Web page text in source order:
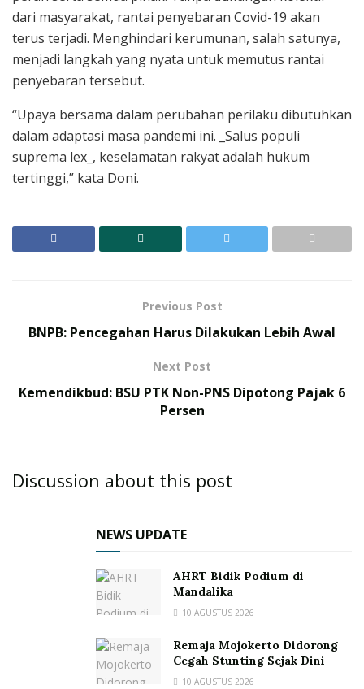
dari masyarakat, rantai penyebaran Covid-19 akan
terus terjadi. Menghindari kerumunan, salah satunya,
menjadi langkah yang nyata untuk memutus rantai
penyebaran tersebut.
“Upaya bersama dalam perubahan perilaku dibutuhkan
dalam adaptasi masa pandemi ini. _Salus populi
suprema lex_, keselamatan rakyat adalah hukum
tertinggi,” kata Doni.
Previous Post
BNPB: Pencegahan Harus Dilakukan Lebih Awal
Next Post
Kemendikbud: BSU PTK Non-PNS Dipotong Pajak 6
Persen
Discussion about this post
NEWS UPDATE
AHRT Bidik Podium di
Mandalika
10 AGUSTUS 2026
Remaja Mojokerto Didorong
Cegah Stunting Sejak Dini
10 AGUSTUS 2026